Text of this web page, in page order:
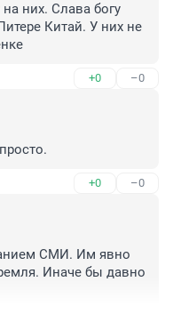
них. Слава богу
Китай. У них не
+0 –0
+0 –0
СМИ. Им явно
Иначе бы давно